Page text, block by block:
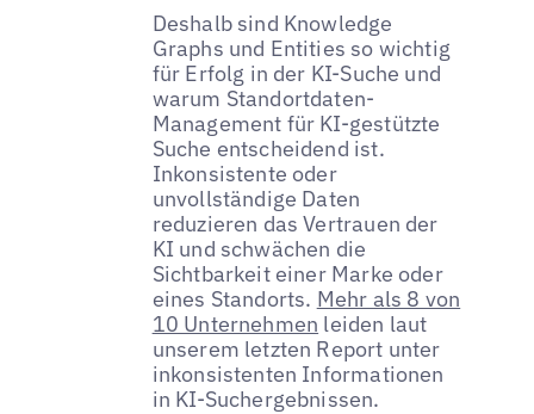
Deshalb sind Knowledge
Graphs und Entities so wichtig
für Erfolg in der KI-Suche und
warum Standortdaten-
Management für KI-gestützte
Suche entscheidend ist.
Inkonsistente oder
unvollständige Daten
reduzieren das Vertrauen der
KI und schwächen die
Sichtbarkeit einer Marke oder
eines Standorts. Mehr als 8 von
10 Unternehmen leiden laut
unserem letzten Report unter
inkonsistenten Informationen
in KI-Suchergebnissen.